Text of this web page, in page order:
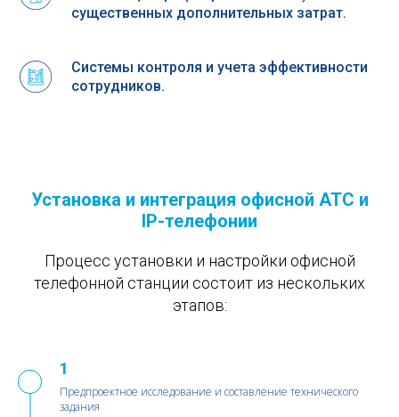
существенных дополнительных затрат.
Системы контроля и учета эффективности
сотрудников.
Установка и интеграция офисной АТС и
IP-телефонии
Процесс установки и настройки офисной
телефонной станции состоит из нескольких
этапов:
1
Предпроектное исследование и составление технического
задания